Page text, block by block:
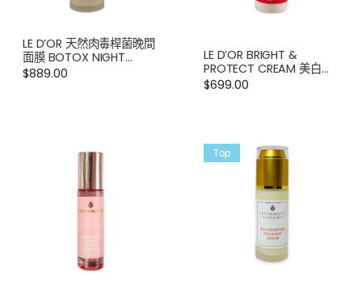
LE D’OR 天然肉毒桿菌晚間
面膜 BOTOX NIGHT
MASK 60ML
$889.00
LE D’OR BRIGHT &
PROTECT CREAM 美白修
護防曬霜 SPF50
$699.00
Top